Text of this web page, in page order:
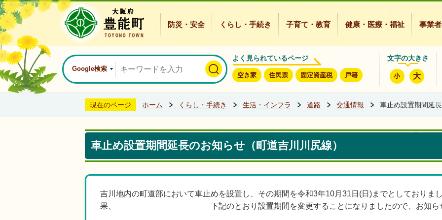
防災・安全 くらし・手続き 子育て・教育 健康・医療・福祉 事業
Google検索
よく見られているページ
空き家 住民票 固定資産税 戸籍
文字の大きさ
小 大
現在のページ ホーム くらし・手続き 生活・インフラ 道路 交通情報 車止め設置期間延
車止め設置期間延長のお知らせ（町道吉川川尻線）
吉川地内の町道部において車止めを設置し、その期間を令和3年10月31日(日)までとしておりま
果、 下記のとおり設置期間を変更することになりましたので、お知らせ